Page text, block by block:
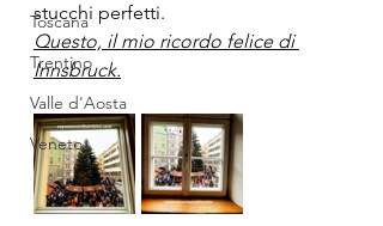
Toscana
Trentino
Valle d'Aosta
Veneto
stucchi perfetti.
Questo, il mio ricordo felice di
Innsbruck.